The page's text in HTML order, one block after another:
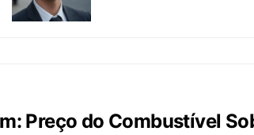
Preço do Combustível